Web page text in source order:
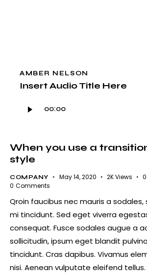
AMBER NELSON
Insert Audio Title Here
Player
00:00
When you use a
style
COMPANY May 14, 2020 2K Views 0
0 Comments
Qroin faucibus nec mauris a
mi tincidunt. Sed eget viverra
consequat. Fusce sodales augue a
sollicitudin, ipsum eget blandit
tincidunt. Cras dapibus. Vivamus
nisi. Aenean vulputate eleifend